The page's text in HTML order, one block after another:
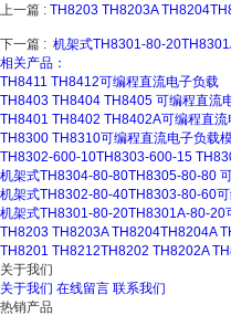
上一篇 : TH8203 TH8203A
下一篇 : 机架式TH8301-80-
相关产品：
TH8411 TH8412可编程直流电子负载
TH8403 TH8404 TH8405 可编程直流
TH8401 TH8402 TH8402A可编程直流
TH8300 TH8310可编程直流电子负载
TH8302-600-10TH8303-600-15
机架式TH8304-80-80TH8305-80-80
机架式TH8302-80-40TH8303-80-60
机架式TH8301-80-20TH8301A-80-20
TH8203 TH8203A TH8204TH8204A
TH8201 TH8212TH8202 TH8202A
关于我们
关于我们 在线留言 联系我们
热销产品